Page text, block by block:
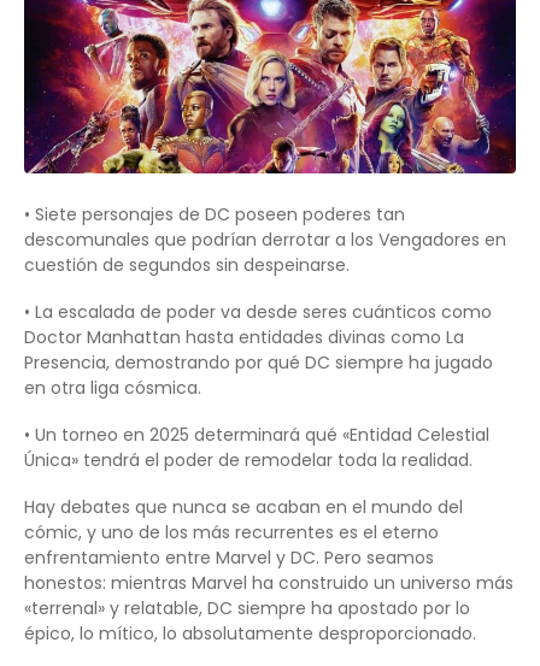
• Siete personajes de DC poseen poderes tan
descomunales que podrían derrotar a los Vengadores en
cuestión de segundos sin despeinarse.
• La escalada de poder va desde seres cuánticos como
Doctor Manhattan hasta entidades divinas como La
Presencia, demostrando por qué DC siempre ha jugado
en otra liga cósmica.
• Un torneo en 2025 determinará qué «Entidad Celestial
Única» tendrá el poder de remodelar toda la realidad.
Hay debates que nunca se acaban en el mundo del
cómic, y uno de los más recurrentes es el eterno
enfrentamiento entre Marvel y DC. Pero seamos
honestos: mientras Marvel ha construido un universo más
«terrenal» y relatable, DC siempre ha apostado por lo
épico, lo mítico, lo absolutamente desproporcionado.